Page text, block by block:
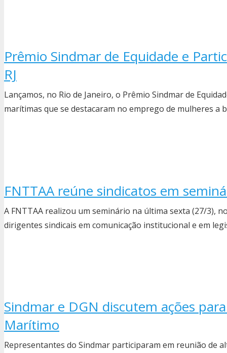
Prêmio Sindmar de Equidade e
RJ
Lançamos, no Rio de Janeiro, o Prêmio Sindmar de
marítimas que se destacaram no emprego de mulheres a
FNTTAA reúne sindicatos em
A FNTTAA realizou um seminário na última sexta (27/3),
dirigentes sindicais em comunicação institucional e em
Sindmar e DGN discutem ações
Marítimo
Representantes do Sindmar participaram em reunião de